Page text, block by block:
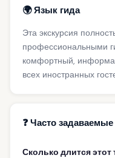
🌍 Язык гида
Эта экскурсия
профессиональными
комфортный,
всех иностранных
❓ Часто
Сколько длится этот